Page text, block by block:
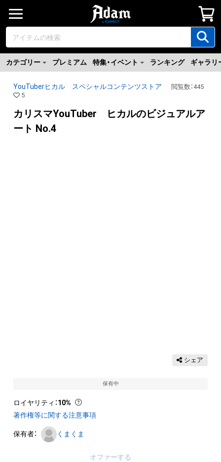
カテゴリー プレミアム 特集・イベント ランキング ギャラリ
YouTuberヒカル スペシャルコンテンツストア 閲覧数 ：445
5
カリスマYouTuber ヒカルのビジュアルア
ート No.4
シェア
保有中
ロイヤリティ ：10%
著作権等に関する注意事項
保有者： くまくま
オファーする